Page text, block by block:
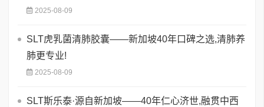
2025-08-09
SLT虎乳菌清肺胶囊——新加坡40年口碑之选,清肺养
肺更专业!
2025-08-09
SLT斯乐泰·源自新加坡——40年仁心济世,融贯中西